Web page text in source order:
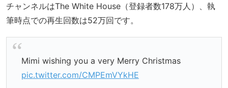
チャンネルはThe White House（登録者数178万人）、執
筆時点での再生回数は52万回です。
Mimi wishing you a very Merry Christmas
pic.twitter.com/CMPEmVYkHE